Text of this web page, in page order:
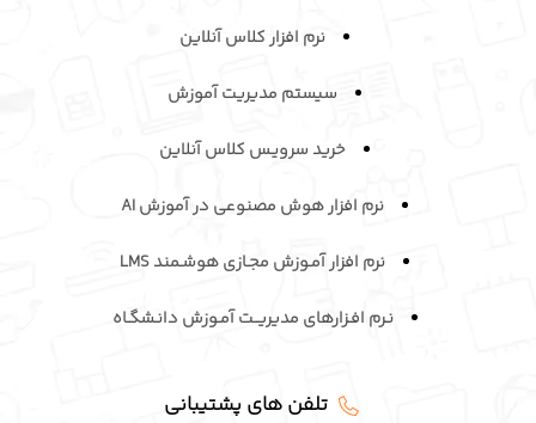
نرم افزار کلاس آنلاین
سیستم مدیریت آموزش
خرید سرویـس کلاس آنلاین
نرم افزار هوش مصنوعی در آموزش AI
نرم افزار آمـوزش مجـازی هوشـمند LMS
نـرم افـزارهای مدیریــت آمـوزش دانـشگـاه
تلفن های پشتیبانی